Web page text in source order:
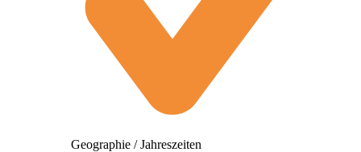
Geographie / Jahreszeiten